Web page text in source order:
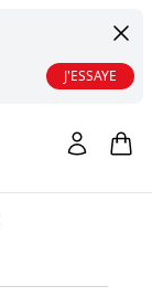
J'ESSAYE